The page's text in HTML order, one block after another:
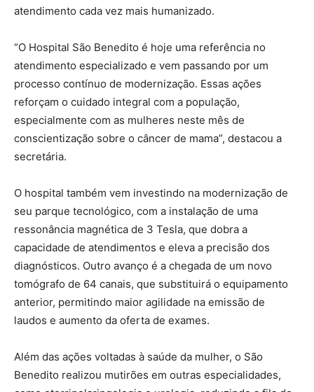
atendimento cada vez mais humanizado.
“O Hospital São Benedito é hoje uma referência no
atendimento especializado e vem passando por um
processo contínuo de modernização. Essas ações
reforçam o cuidado integral com a população,
especialmente com as mulheres neste mês de
conscientização sobre o câncer de mama”, destacou a
secretária.
O hospital também vem investindo na modernização de
seu parque tecnológico, com a instalação de uma
ressonância magnética de 3 Tesla, que dobra a
capacidade de atendimentos e eleva a precisão dos
diagnósticos. Outro avanço é a chegada de um novo
tomógrafo de 64 canais, que substituirá o equipamento
anterior, permitindo maior agilidade na emissão de
laudos e aumento da oferta de exames.
Além das ações voltadas à saúde da mulher, o São
Benedito realizou mutirões em outras especialidades,